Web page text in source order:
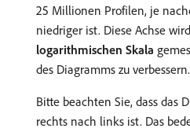
25 Millionen Profilen, je
niedriger ist. Diese Achse
logarithmischen Skala
des Diagramms zu verbessern.
Bitte beachten Sie, dass das
rechts nach links ist. Das